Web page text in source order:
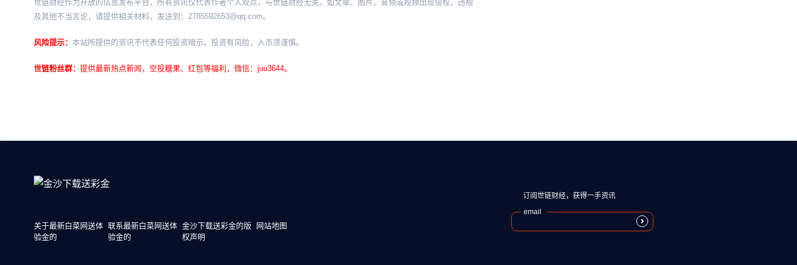
世链财经作为开放的信息发布平台，所有资讯仅代表作者个人观点，与世链财经无关。如文章、图片、音频或视频出现侵权、违规
及其他不当言论，请提供相关材料，发送到： 2785592653@qq.com。
风险提示： 本站所提供的资讯不代表任何投资暗示。投资有风险，入市须谨慎。
世链粉丝群： 提供最新热点新闻，空投糖果、红包等福利，微信：juu3644。
关于最新白菜网送体
验金的
联系最新白菜网送体
验金的
金沙下载送彩金的版
权声明
网站地图
订阅世链财经，获得一手资讯
email